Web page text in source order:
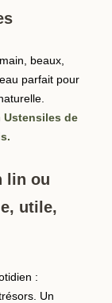
beaux,
parfait pour
Ustensiles de
.
lin ou
utile,
:
Un